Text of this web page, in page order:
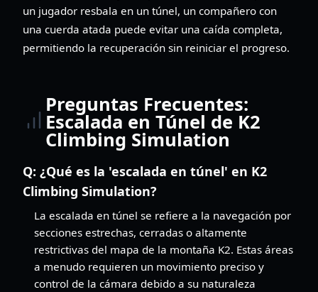
un jugador resbala en un túnel, un compañero con
una cuerda atada puede evitar una caída completa,
permitiendo la recuperación sin reiniciar el progreso.
Preguntas Frecuentes:
Escalada en Túnel de K2
Climbing Simulation
Q: ¿Qué es la 'escalada en túnel' en K2
Climbing Simulation?
La escalada en túnel se refiere a la navegación por
secciones estrechas, cerradas o altamente
restrictivas del mapa de la montaña K2. Estas áreas
a menudo requieren un movimiento preciso y
control de la cámara debido a su naturaleza